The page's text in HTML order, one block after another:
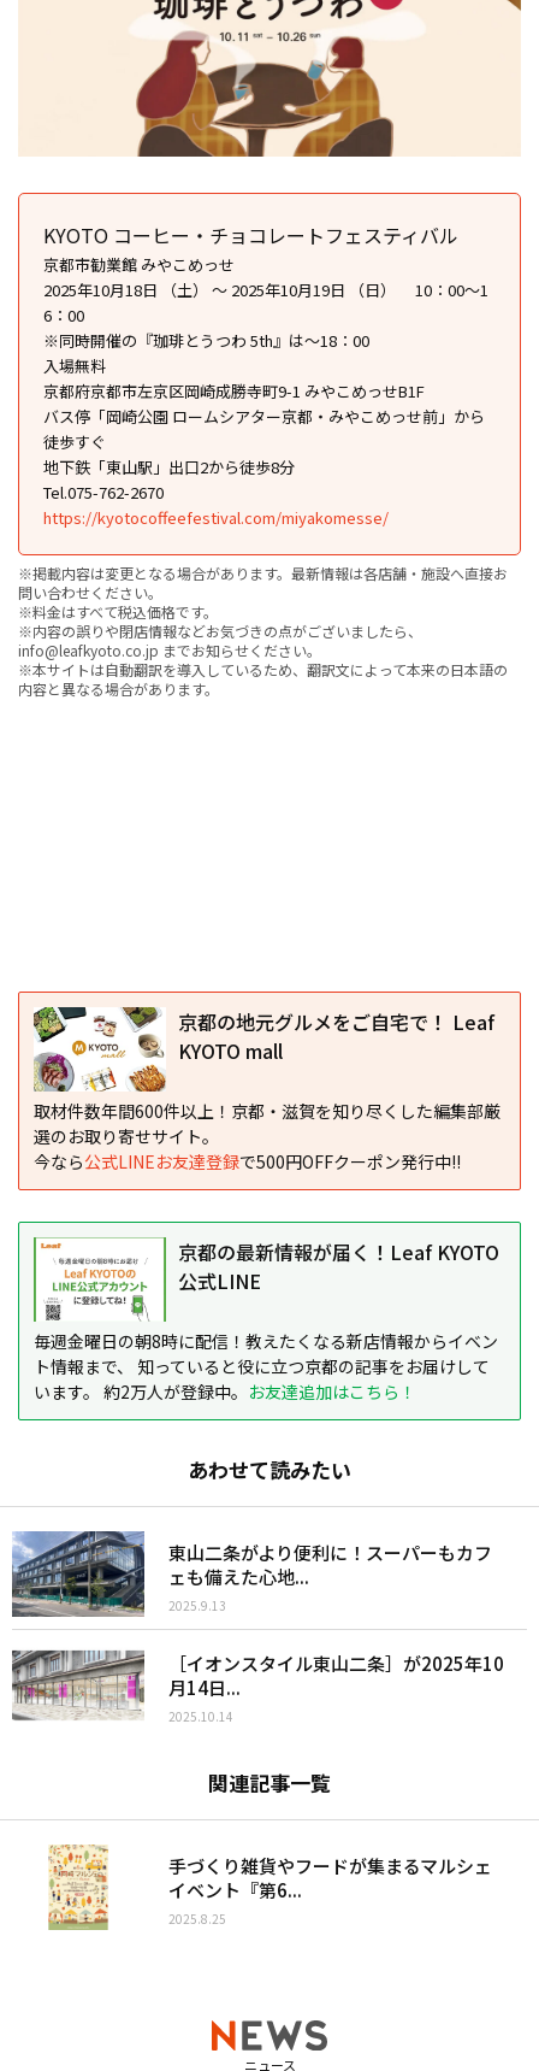
KYOTO コーヒー・チョコレートフェスティバル
京都市勧業館 みやこめっせ
2025年10月18日 （土） ～ 2025年10月19日 （日） 10：00～1
6：00
※同時開催の『珈琲とうつわ 5th』は〜18：00
入場無料
京都府京都市左京区岡崎成勝寺町9-1 みやこめっせB1F
バス停「岡崎公園 ロームシアター京都・みやこめっせ前」から
徒歩すぐ
地下鉄「東山駅」出口2から徒歩8分
Tel.075-762-2670
https://kyotocoffeefestival.com/miyakomesse/
※掲載内容は変更となる場合があります。最新情報は各店舗・施設へ直接お
問い合わせください。
※料金はすべて税込価格です。
※内容の誤りや閉店情報などお気づきの点がございましたら、
info@leafkyoto.co.jp までお知らせください。
※本サイトは自動翻訳を導入しているため、翻訳文によって本来の日本語の
内容と異なる場合があります。
京都の地元グルメをご自宅で！ Leaf
KYOTO mall
取材件数年間600件以上！京都・滋賀を知り尽くした編集部厳
選のお取り寄せサイト。
今なら公式LINEお友達登録で500円OFFクーポン発行中!!
京都の最新情報が届く！Leaf KYOTO
公式LINE
毎週金曜日の朝8時に配信！教えたくなる新店情報からイベン
ト情報まで、 知っていると役に立つ京都の記事をお届けして
います。 約2万人が登録中。 お友達追加はこちら！
あわせて読みたい
東山二条がより便利に！スーパーもカフ
ェも備えた心地...
2025.9.13
［イオンスタイル東山二条］が2025年10
月14日...
2025.10.14
関連記事一覧
手づくり雑貨やフードが集まるマルシェ
イベント『第6...
2025.8.25
ニュース